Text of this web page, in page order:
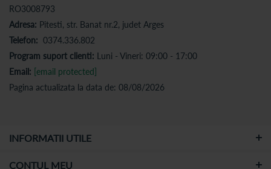
RO3008793
Adresa: Pitesti, str. Banat nr.2, judet Arges
Telefon: 0374.336.802
Program suport clienti: Luni - Vineri: 09:00 - 17:00
Email: [email protected]
Pagina actualizata la data de: 08/08/2026
INFORMATII UTILE
CONTUL MEU